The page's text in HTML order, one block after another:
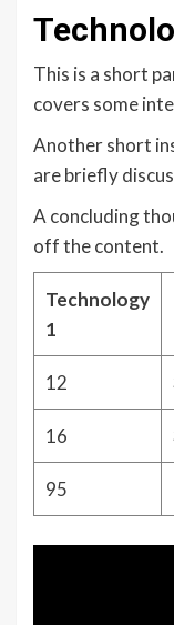
This is a short
covers some
Another short
are briefly
A concluding
off the content.
Technology
1
12
16
95